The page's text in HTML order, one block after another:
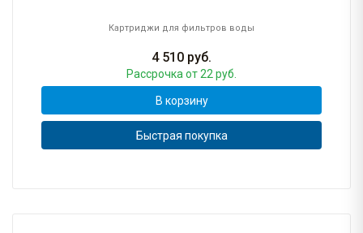
Картриджи для фильтров воды
4 510 руб.
Рассрочка от 22 руб.
В корзину
Быстрая покупка